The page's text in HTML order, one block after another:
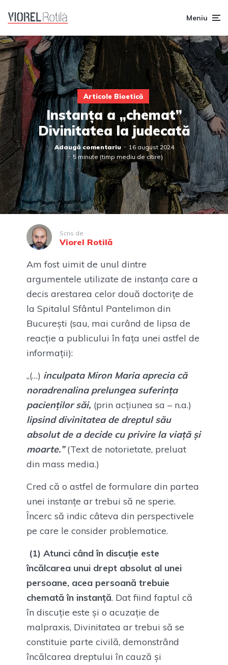
Meniu
Articole Bioetică
Instanța a „chemat”
Divinitatea la judecată
Adaugă comentariu
16 august 2024
5 minute (timp mediu de citire)
Scris de
Viorel Rotilă
Am fost uimit de unul dintre
argumentele utilizate de instanța care a
decis arestarea celor două doctorițe de
la Spitalul Sfântul Pantelimon din
București (sau, mai curând de lipsa de
reacție a publicului în fața unei astfel de
informații):
„(…) inculpata Miron Maria aprecia că
noradrenalina prelungea suferința
pacienților săi, (prin acțiunea sa – n.a.)
lipsind divinitatea de dreptul său
absolut de a decide cu privire la viață și
moarte.”(Text de notorietate, preluat
din mass media.)
Cred că o astfel de formulare din partea
unei instanțe ar trebui să ne sperie.
Încerc să indic câteva din perspectivele
pe care le consider problematice.
(1) Atunci când în discuție este
încălcarea unui drept absolut al unei
persoane, acea persoană trebuie
chemată în instanță. Dat fiind faptul că
în discuție este și o acuzație de
malpraxis, Divinitatea ar trebui să se
constituie parte civilă, demonstrând
încălcarea dreptului în cauză și